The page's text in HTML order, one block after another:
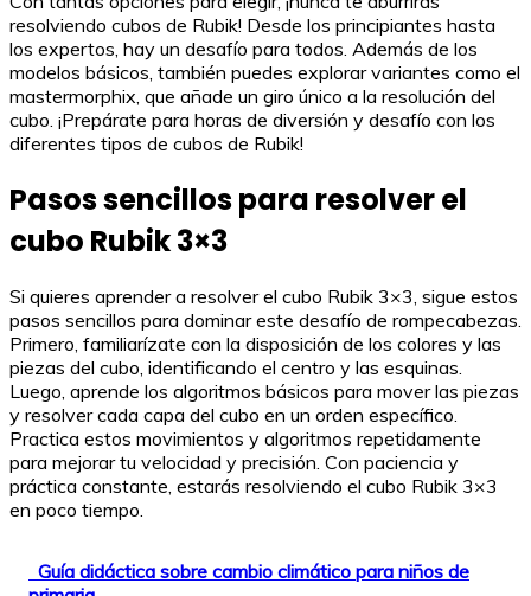
resolviendo cubos de Rubik! Desde los principiantes hasta
los expertos, hay un desafío para todos. Además de los
modelos básicos, también puedes explorar variantes como el
mastermorphix, que añade un giro único a la resolución del
cubo. ¡Prepárate para horas de diversión y desafío con los
diferentes tipos de cubos de Rubik!
Pasos sencillos para resolver el
cubo Rubik 3×3
Si quieres aprender a resolver el cubo Rubik 3×3, sigue estos
pasos sencillos para dominar este desafío de rompecabezas.
Primero, familiarízate con la disposición de los colores y las
piezas del cubo, identificando el centro y las esquinas.
Luego, aprende los algoritmos básicos para mover las piezas
y resolver cada capa del cubo en un orden específico.
Practica estos movimientos y algoritmos repetidamente
para mejorar tu velocidad y precisión. Con paciencia y
práctica constante, estarás resolviendo el cubo Rubik 3×3
en poco tiempo.
Guía didáctica sobre cambio climático para niños de